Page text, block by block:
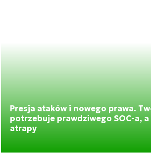
Presja ataków i nowego prawa.
potrzebuje prawdziwego SOC-a,
atrapy